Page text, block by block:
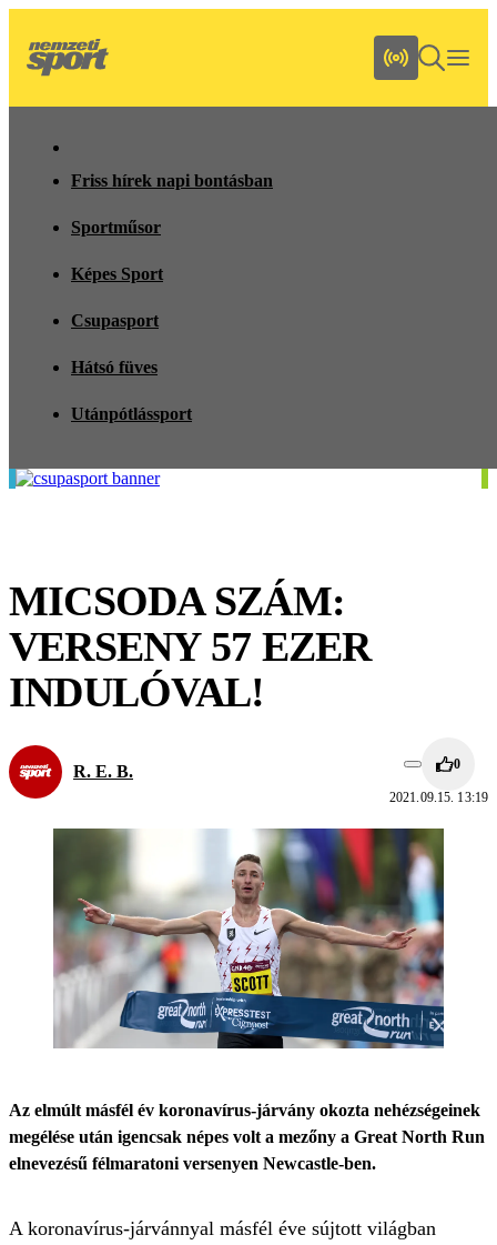
Friss hírek napi bontásban
Sportműsor
Képes Sport
Csupasport
Hátsó füves
Utánpótlássport
MICSODA SZÁM:
VERSENY 57 EZER
INDULÓVAL!
R. E. B. 0
2021.09.15. 13:19
Az elmúlt másfél év koronavírus-járvány okozta nehézségeinek
megélése után igencsak népes volt a mezőny a Great North Run
elnevezésű félmaratoni versenyen Newcastle-ben.
A koronavírus-járvánnyal másfél éve sújtott világban